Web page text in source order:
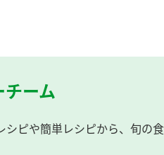
チーム
シピや簡単レシピから、旬の